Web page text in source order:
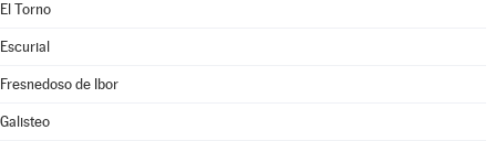
El Torno
Escurial
Fresnedoso de Ibor
Galisteo